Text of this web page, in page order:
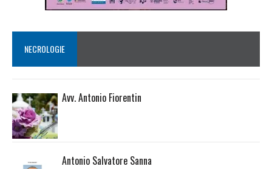
NECROLOGIE
Avv. Antonio Fiorentin
Antonio Salvatore Sanna